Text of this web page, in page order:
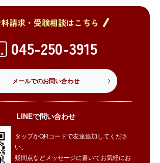
請求・受験相談はこちら
045-250-3915
メールでのお問い合わせ
LINEで問い合わせ
タップかQRコードで友達追加してくださ
い。
疑問点などメッセージに書いてお気軽にお